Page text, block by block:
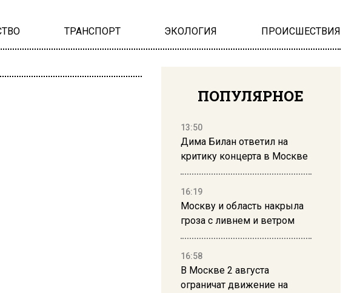
ТРАНСПОРТ ЭКОЛОГИЯ ПРОИСШЕСТВИЯ
ПОПУЛЯРНОЕ
13:50
Дима Билан ответил на
критику концерта в Москве
16:19
Москву и область накрыла
гроза с ливнем и ветром
16:58
В Москве 2 августа
ограничат движение на